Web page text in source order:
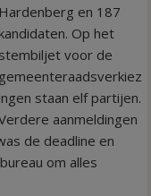
Hardenberg en 187
kandidaten. Op het
stembiljet voor de
gemeenteraadsverkiez
ingen staan elf partijen.
aanmeldingen
de deadline en
om alles